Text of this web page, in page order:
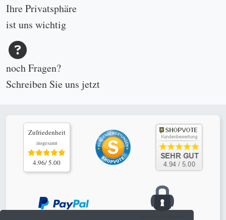
Ihre Privatsphäre
ist uns wichtig
noch Fragen?
Schreiben Sie uns jetzt
Zufriedenheit
insgesamt
4.96/ 5.00